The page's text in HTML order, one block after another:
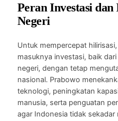
Peran Investasi
Negeri
Untuk mempercepat
masuknya investasi, baik
negeri, dengan tetap
nasional. Prabowo
teknologi, peningkatan
manusia, serta penguatan
agar Indonesia tidak sekadar